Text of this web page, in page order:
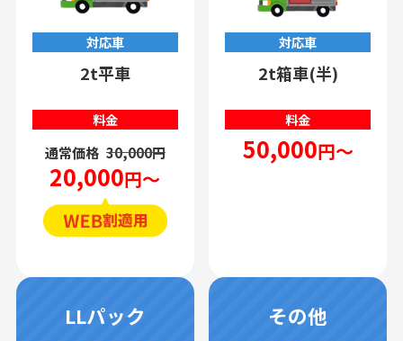
対応車
2t平車
料金
通常価格 30,000円
20,000円～
対応車
2t箱車(半)
料金
50,000円～
LLパック その他